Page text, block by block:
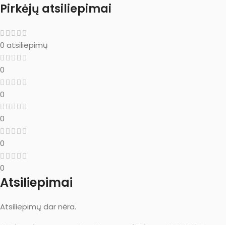
Pirkėjų atsiliepimai
0 atsiliepimų
0
0
0
0
0
Atsiliepimai
Atsiliepimų dar nėra.